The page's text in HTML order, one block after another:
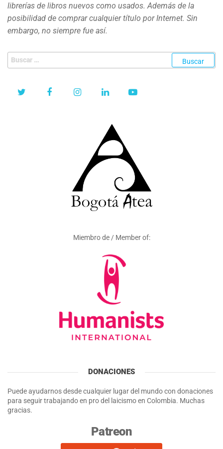
librerías de libros nuevos como usados. Además de la
posibilidad de comprar cualquier título por Internet. Sin
embargo, no siempre fue así.
Buscar:
Miembro de / Member of:
DONACIONES
Puede ayudarnos desde cualquier lugar del mundo con donaciones
para seguir trabajando en pro del laicismo en Colombia. Muchas
gracias.
Patreon